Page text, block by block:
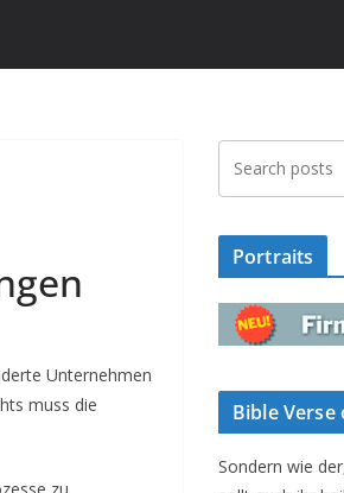
Unternehmen
muss die
Portraits
Bible Verse
Sondern wie